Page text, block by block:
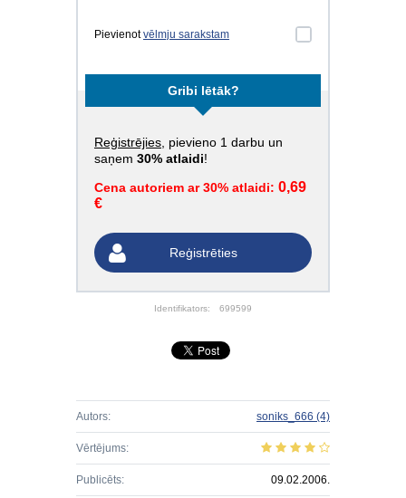
Pievienotvēlmju sarakstam
Gribi lētāk?
Reģistrējies , pievieno 1 darbu un
saņem 30% atlaidi!
Cena autoriem ar 30% atlaidi: 0,69
€
Reģistrēties
Identifikators: 699599
Autors: soniks_666 (4)
Vērtējums:
Publicēts: 09.02.2006.